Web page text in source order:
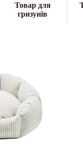
Товар для
гризунів